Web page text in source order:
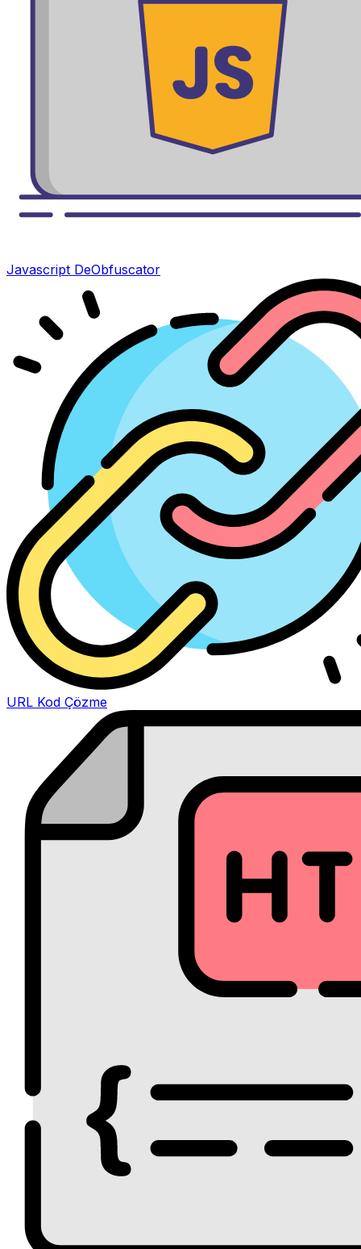
Javascript DeObfuscator
URL Kod Çözme